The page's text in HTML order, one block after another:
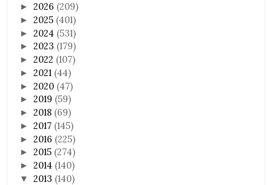
►2026 (209)
►2025 (401)
►2024 (531)
►2023 (179)
►2022 (107)
►2021 (44)
►2020 (47)
►2019 (59)
►2018 (69)
►2017 (145)
►2016 (225)
►2015 (274)
►2014 (140)
▼2013 (140)